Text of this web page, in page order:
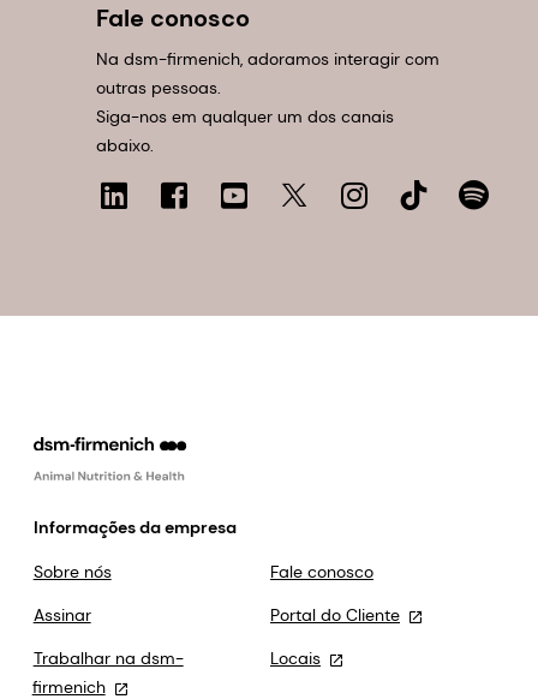
Fale conosco
Na dsm-firmenich, adoramos interagir com
outras pessoas.
Siga-nos em qualquer um dos canais
abaixo.
Informações da empresa
Sobre nós
Fale conosco
Assinar
Portal do Cliente
Trabalhar na dsm-
firmenich
Locais